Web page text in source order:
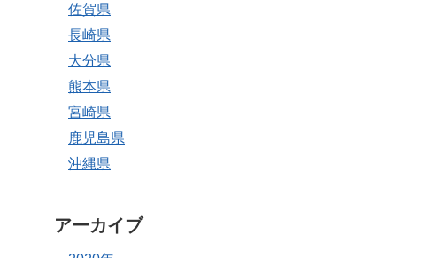
佐賀県
長崎県
大分県
熊本県
宮崎県
鹿児島県
沖縄県
アーカイブ